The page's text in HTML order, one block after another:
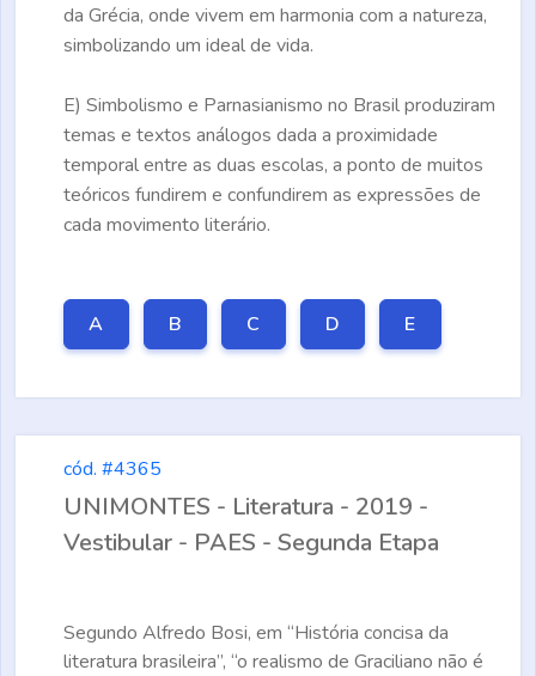
da Grécia, onde vivem em harmonia com a natureza,
simbolizando um ideal de vida.
E) Simbolismo e Parnasianismo no Brasil produziram
temas e textos análogos dada a proximidade
temporal entre as duas escolas, a ponto de muitos
teóricos fundirem e confundirem as expressões de
cada movimento literário.
A B C D E
cód. #4365
UNIMONTES - Literatura - 2019 -
Vestibular - PAES - Segunda Etapa
Segundo Alfredo Bosi, em “História concisa da
literatura brasileira”, “o realismo de Graciliano não é